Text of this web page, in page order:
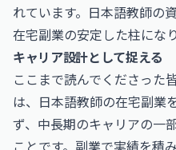
れています。日本語教師の
在宅副業の安定した柱にな
キャリア設計として捉える
ここまで読んでくださった
は、日本語教師の在宅副業
ず、中長期のキャリアの一
ことです。副業で実績を積